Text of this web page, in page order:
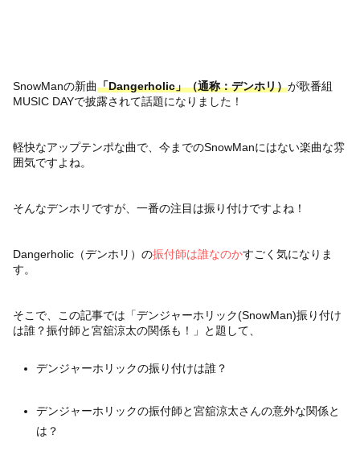
SnowManの新曲「Dangerholic」（通称：デンホリ）が歌番組
MUSIC DAYで披露されて話題になりました！
軽快なアップテンポな曲で、今までのSnowManにはない楽曲な雰
囲気ですよね。
そんなデンホリですが、一番の注目は振り付けですよね！
Dangerholic（デンホリ）の振付師は誰なのかすごく気になりま
す。
そこで、この記事では「デンジャーホリック(SnowMan)振り付け
は誰？振付師と宮舘涼太の関係も！」と題して、
デンジャーホリックの振り付けは誰？
デンジャーホリックの振付師と宮舘涼太さんの意外な関係と
は？